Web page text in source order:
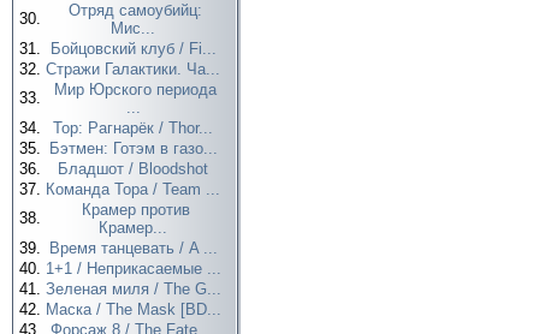
30.
Отряд самоубийц:
Мис...
31.
Бойцовский клуб / Fi...
32. Стражи Галактики. Ча...
33.
Мир Юрского периода
...
34.
Тор: Рагнарёк / Thor...
35.
Бэтмен: Готэм в газо...
36.
Бладшот / Bloodshot
37. Команда Тора / Team ...
38.
Крамер против
Крамер...
39.
Время танцевать / A ...
40. 1+1 / Неприкасаемые ...
41. Зеленая миля / The G...
42. Маска / The Mask [BD...
43.
Форсаж 8 / The Fate ...